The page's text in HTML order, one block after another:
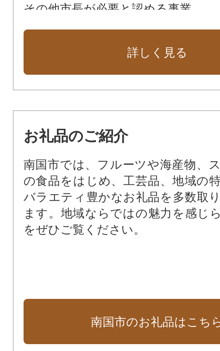
その他市長が必要と認める事業
詳しく見る
お礼品のご紹介
南国市では、フルーツや海産物、
の食品をはじめ、工芸品、地域の
バラエティ豊かなお礼品を多数取
ます。地域ならではの魅力を感じ
をぜひご覧ください。
南国市のお礼品はこち